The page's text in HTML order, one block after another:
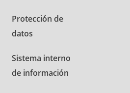
Protección de
datos
Sistema interno
de información